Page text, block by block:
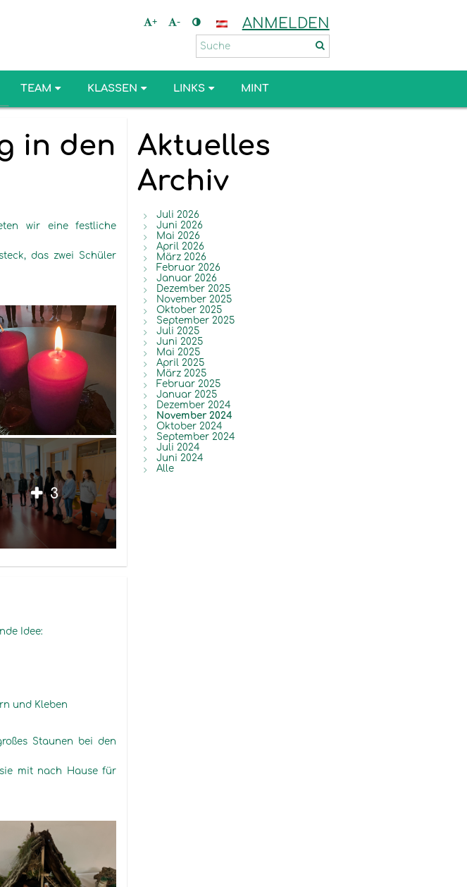
+ - ANMELDEN
TEAM KLASSEN LINKS MINT
in den
wir eine festliche
das zwei Schüler
3
Idee:
und Kleben
Staunen bei den
mit nach Hause für
Aktuelles
Archiv
Juli 2026
Juni 2026
Mai 2026
April 2026
März 2026
Februar 2026
Januar 2026
Dezember 2025
November 2025
Oktober 2025
September 2025
Juli 2025
Juni 2025
Mai 2025
April 2025
März 2025
Februar 2025
Januar 2025
Dezember 2024
November 2024
Oktober 2024
September 2024
Juli 2024
Juni 2024
Alle